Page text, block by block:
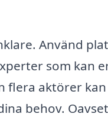
Använd
som kan
flera aktörer
behov.